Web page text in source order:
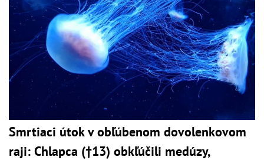
Smrtiaci útok v obľúbenom dovolenkovom
raji: Chlapca (†13) obkľúčili medúzy,